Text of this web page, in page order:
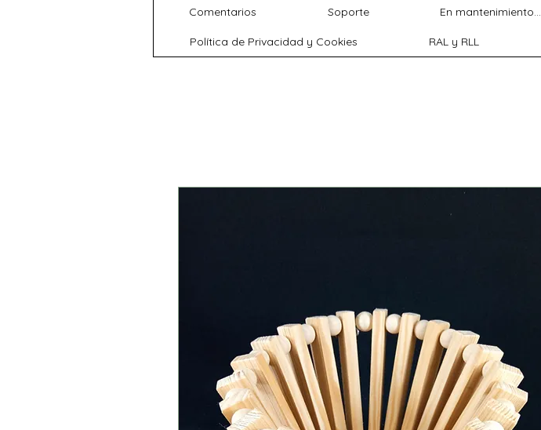
Comentarios Soporte En mantenimiento...
Política de Privacidad y Cookies RAL y RLL